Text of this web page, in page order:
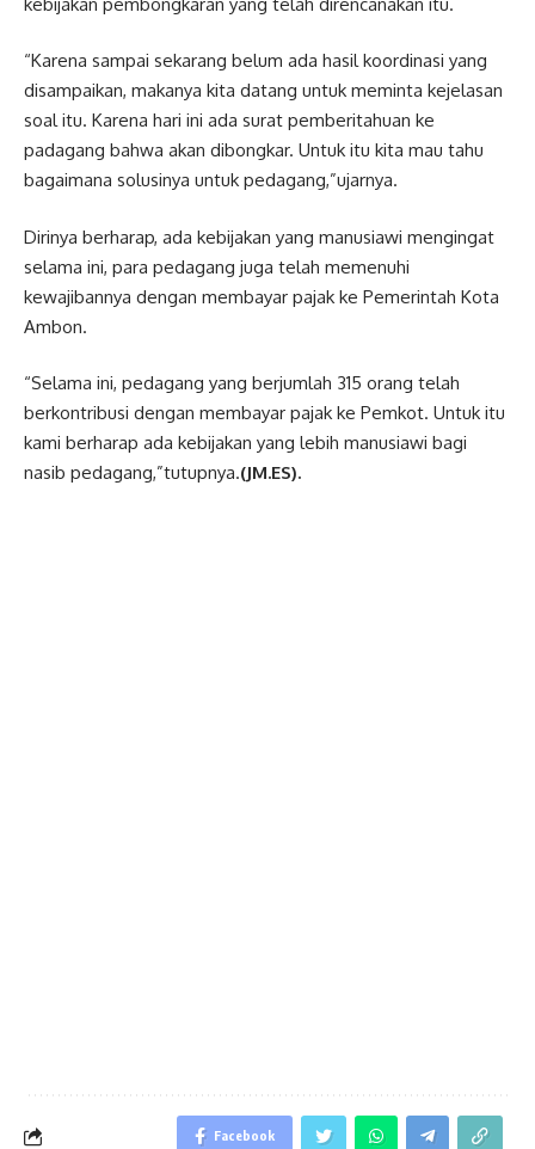
“Karena sampai sekarang belum ada hasil koordinasi yang
disampaikan, makanya kita datang untuk meminta kejelasan
soal itu. Karena hari ini ada surat pemberitahuan ke
padagang bahwa akan dibongkar. Untuk itu kita mau tahu
bagaimana solusinya untuk pedagang,”ujarnya.
Dirinya berharap, ada kebijakan yang manusiawi mengingat
selama ini, para pedagang juga telah memenuhi
kewajibannya dengan membayar pajak ke Pemerintah Kota
Ambon.
“Selama ini, pedagang yang berjumlah 315 orang telah
berkontribusi dengan membayar pajak ke Pemkot. Untuk itu
kami berharap ada kebijakan yang lebih manusiawi bagi
nasib pedagang,”tutupnya.(JM.ES).
Facebook